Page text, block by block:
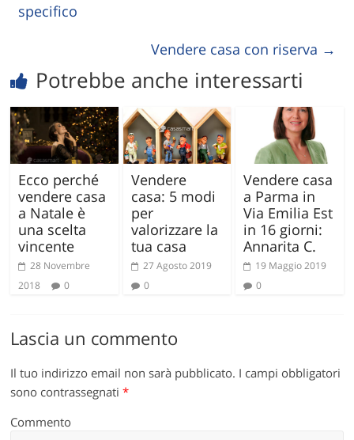
specifico
Vendere casa con riserva →
Potrebbe anche interessarti
Ecco perché
vendere casa
a Natale è
una scelta
vincente
28 Novembre
2018
0
Vendere
casa: 5 modi
per
valorizzare la
tua casa
27 Agosto 2019
0
Vendere casa
a Parma in
Via Emilia Est
in 16 giorni:
Annarita C.
19 Maggio 2019
0
Lascia un commento
Il tuo indirizzo email non sarà pubblicato. I campi obbligatori
sono contrassegnati*
Commento